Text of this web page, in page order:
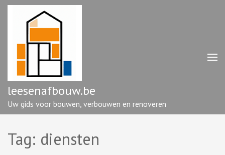
Ga
enter)
leesenafbouw.be
Uw gids voor bouwen, verbouwen en renoveren
Tag: diensten